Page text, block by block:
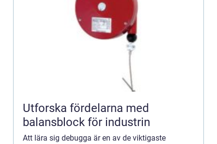
Utforska fördelarna med
balansblock för industrin
Att lära sig debugga är en av de viktigaste